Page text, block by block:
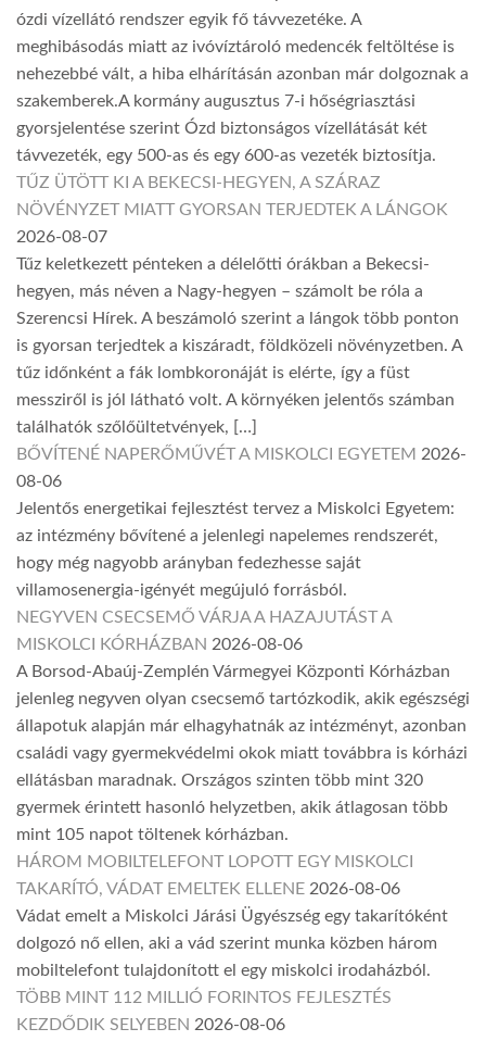
ózdi vízellátó rendszer egyik fő távvezetéke. A
meghibásodás miatt az ivóvíztároló medencék feltöltése is
nehezebbé vált, a hiba elhárításán azonban már dolgoznak a
szakemberek.A kormány augusztus 7-i hőségriasztási
gyorsjelentése szerint Ózd biztonságos vízellátását két
távvezeték, egy 500-as és egy 600-as vezeték biztosítja.
TŰZ ÜTÖTT KI A BEKECSI-HEGYEN, A SZÁRAZ
NÖVÉNYZET MIATT GYORSAN TERJEDTEK A LÁNGOK
2026-08-07
Tűz keletkezett pénteken a délelőtti órákban a Bekecsi-
hegyen, más néven a Nagy-hegyen – számolt be róla a
Szerencsi Hírek. A beszámoló szerint a lángok több ponton
is gyorsan terjedtek a kiszáradt, földközeli növényzetben. A
tűz időnként a fák lombkoronáját is elérte, így a füst
messziről is jól látható volt. A környéken jelentős számban
találhatók szőlőültetvények, […]
BŐVÍTENÉ NAPERŐMŰVÉT A MISKOLCI EGYETEM 2026-
08-06
Jelentős energetikai fejlesztést tervez a Miskolci Egyetem:
az intézmény bővítené a jelenlegi napelemes rendszerét,
hogy még nagyobb arányban fedezhesse saját
villamosenergia-igényét megújuló forrásból.
NEGYVEN CSECSEMŐ VÁRJA A HAZAJUTÁST A
MISKOLCI KÓRHÁZBAN 2026-08-06
A Borsod-Abaúj-Zemplén Vármegyei Központi Kórházban
jelenleg negyven olyan csecsemő tartózkodik, akik egészségi
állapotuk alapján már elhagyhatnák az intézményt, azonban
családi vagy gyermekvédelmi okok miatt továbbra is kórházi
ellátásban maradnak. Országos szinten több mint 320
gyermek érintett hasonló helyzetben, akik átlagosan több
mint 105 napot töltenek kórházban.
HÁROM MOBILTELEFONT LOPOTT EGY MISKOLCI
TAKARÍTÓ, VÁDAT EMELTEK ELLENE 2026-08-06
Vádat emelt a Miskolci Járási Ügyészség egy takarítóként
dolgozó nő ellen, aki a vád szerint munka közben három
mobiltelefont tulajdonított el egy miskolci irodaházból.
TÖBB MINT 112 MILLIÓ FORINTOS FEJLESZTÉS
KEZDŐDIK SELYEBEN 2026-08-06